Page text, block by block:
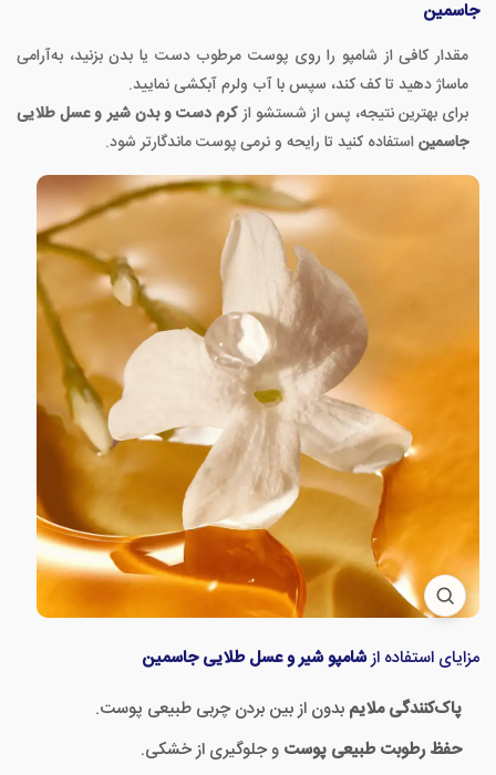
جاسمین
مقدار کافی از شامپو را روی پوست مرطوب دست یا بدن بزنید، به‌آرامی
ماساژ دهید تا کف کند، سپس با آب ولرم آبکشی نمایید.
برای بهترین نتیجه، پس از شستشو ازکرم دست و بدن شیر و عسل طلایی
جاسمین استفاده کنید تا رایحه و نرمی پوست ماندگارتر شود.
مزایای استفاده ازشامپو شیر و عسل طلایی جاسمین
پاک‌کنندگی ملایم بدون از بین بردن چربی طبیعی پوست.
حفظ رطوبت طبیعی پوست و جلوگیری از خشکی.